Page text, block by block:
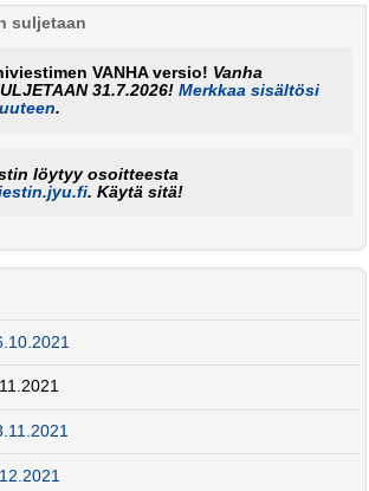
suljetaan
VANHA versio! Vanha
31.7.2026!Merkkaa sisältösi
.
löytyy osoitteesta
. Käytä sitä!